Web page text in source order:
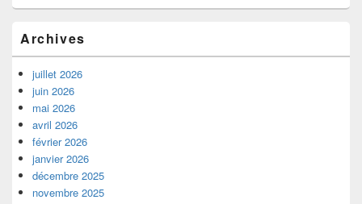
Archives
juillet 2026
juin 2026
mai 2026
avril 2026
février 2026
janvier 2026
décembre 2025
novembre 2025